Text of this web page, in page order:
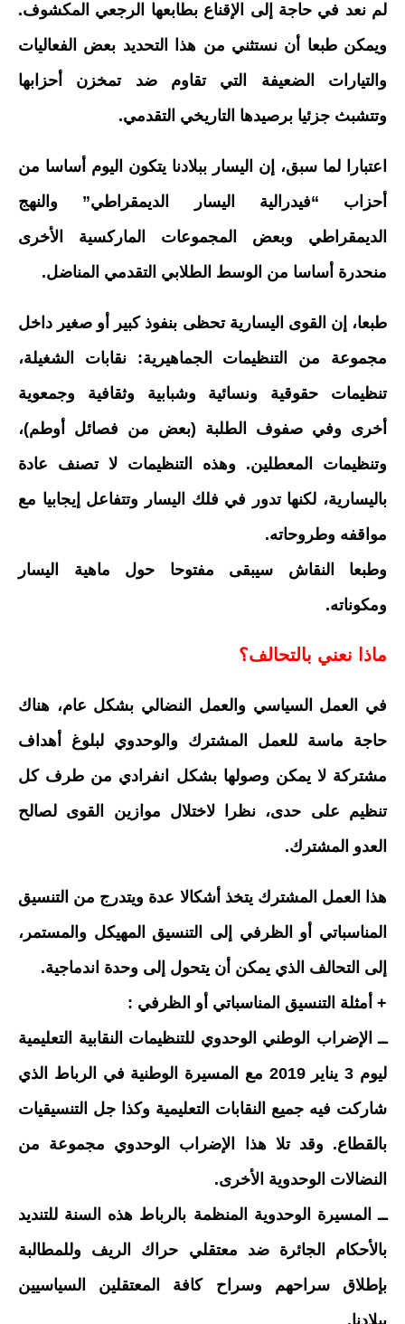
لم نعد في حاجة إلى الإقناع بطابعها الرجعي المكشوف.
ويمكن طبعا أن نستثني من هذا التحديد بعض الفعاليات
والتيارات الضعيفة التي تقاوم ضد تمخزن أحزابها
وتتشبث جزئيا برصيدها التاريخي التقدمي.
اعتبارا لما سبق، إن اليسار ببلادنا يتكون اليوم أساسا من
أحزاب “فيدرالية اليسار الديمقراطي” والنهج
الديمقراطي وبعض المجموعات الماركسية الأخرى
منحدرة أساسا من الوسط الطلابي التقدمي المناضل.
طبعا، إن القوى اليسارية تحظى بنفوذ كبير أو صغير داخل
مجموعة من التنظيمات الجماهيرية: نقابات الشغيلة،
تنظيمات حقوقية ونسائية وشبابية وثقافية وجمعوية
أخرى وفي صفوف الطلبة (بعض من فصائل أوطم)،
وتنظيمات المعطلين. وهذه التنظيمات لا تصنف عادة
باليسارية، لكنها تدور في فلك اليسار وتتفاعل إيجابيا مع
مواقفه وطروحاته.
وطبعا النقاش سيبقى مفتوحا حول ماهية اليسار
ومكوناته.
ماذا نعني بالتحالف؟
في العمل السياسي والعمل النضالي بشكل عام، هناك
حاجة ماسة للعمل المشترك والوحدوي لبلوغ أهداف
مشتركة لا يمكن وصولها بشكل انفرادي من طرف كل
تنظيم على حدى، نظرا لاختلال موازين القوى لصالح
العدو المشترك.
هذا العمل المشترك يتخذ أشكالا عدة ويتدرج من التنسيق
المناسباتي أو الظرفي إلى التنسيق المهيكل والمستمر،
إلى التحالف الذي يمكن أن يتحول إلى وحدة اندماجية.
+ أمثلة التنسيق المناسباتي أو الظرفي :
ــ الإضراب الوطني الوحدوي للتنظيمات النقابية التعليمية
ليوم 3 يناير 2019 مع المسيرة الوطنية في الرباط الذي
شاركت فيه جميع النقابات التعليمية وكذا جل التنسيقيات
بالقطاع. وقد تلا هذا الإضراب الوحدوي مجموعة من
النضالات الوحدوية الأخرى.
ــ المسيرة الوحدوية المنظمة بالرباط هذه السنة للتنديد
بالأحكام الجائرة ضد معتقلي حراك الريف وللمطالبة
بإطلاق سراحهم وسراح كافة المعتقلين السياسيين
ببلادنا.